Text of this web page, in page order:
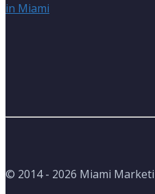
© 2014 - 2026 Miami